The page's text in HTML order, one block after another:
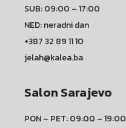
SUB: 09:00 – 17:00
NED: neradni dan
+387 32 89 11 10
jelah@kalea.ba
Salon Sarajevo
PON – PET: 09:00 – 19:00